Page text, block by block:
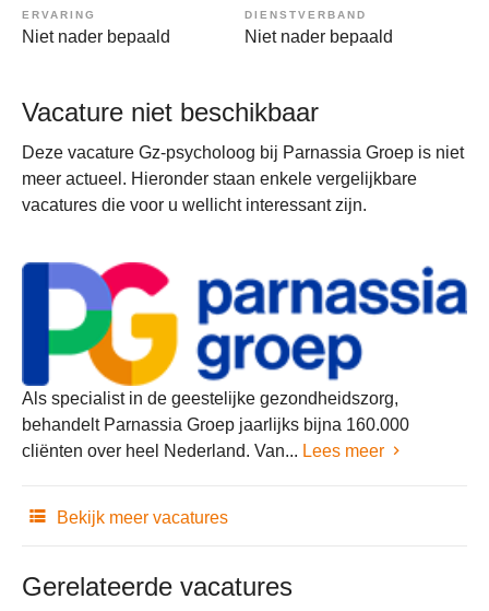
ERVARING
Niet nader bepaald
DIENSTVERBAND
Niet nader bepaald
Vacature niet beschikbaar
Deze vacature Gz-psycholoog bij Parnassia Groep is niet
meer actueel. Hieronder staan enkele vergelijkbare
vacatures die voor u wellicht interessant zijn.
Als specialist in de geestelijke gezondheidszorg,
behandelt Parnassia Groep jaarlijks bijna 160.000
cliënten over heel Nederland. Van... Lees meer
Bekijk meer vacatures
Gerelateerde vacatures